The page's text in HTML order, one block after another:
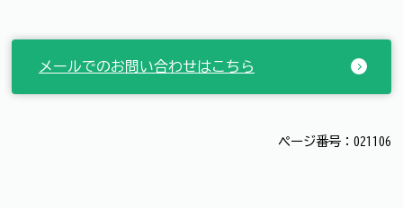
メールでのお問い合わせはこちら
ページ番号：021106